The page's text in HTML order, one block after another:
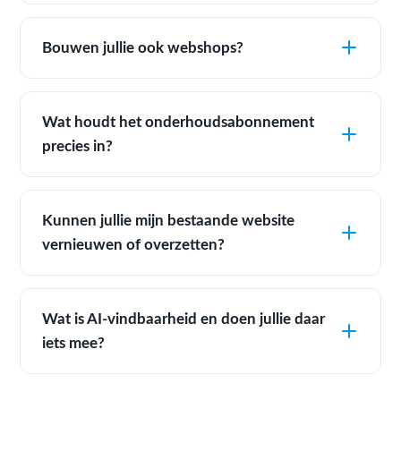
Bouwen jullie ook webshops?
Wat houdt het onderhoudsabonnement
precies in?
Kunnen jullie mijn bestaande website
vernieuwen of overzetten?
Wat is AI-vindbaarheid en doen jullie daar
iets mee?